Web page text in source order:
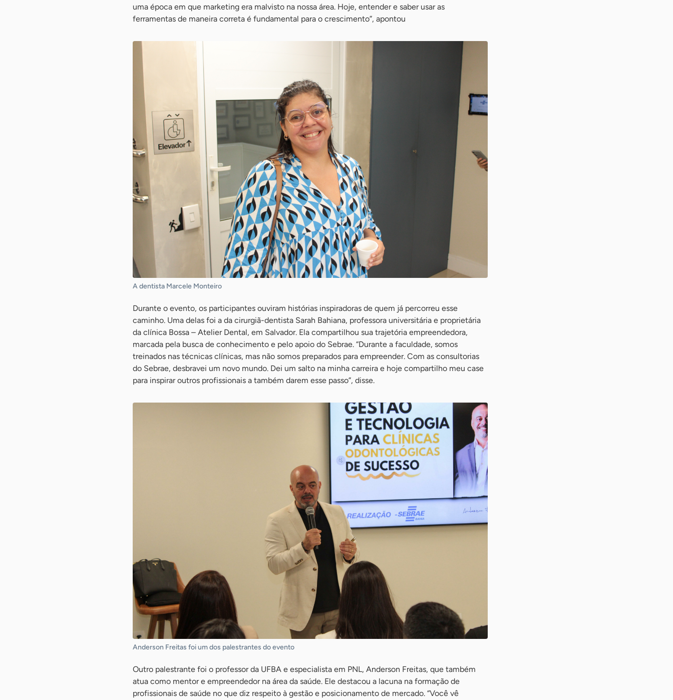
uma época em que marketing era malvisto na nossa área. Hoje, entender e saber usar as
ferramentas de maneira correta é fundamental para o crescimento”, apontou
A dentista Marcele Monteiro
Durante o evento, os participantes ouviram histórias inspiradoras de quem já percorreu esse
caminho. Uma delas foi a da cirurgiã-dentista Sarah Bahiana, professora universitária e proprietária
da clínica Bossa – Atelier Dental, em Salvador. Ela compartilhou sua trajetória empreendedora,
marcada pela busca de conhecimento e pelo apoio do Sebrae. “Durante a faculdade, somos
treinados nas técnicas clínicas, mas não somos preparados para empreender. Com as consultorias
do Sebrae, desbravei um novo mundo. Dei um salto na minha carreira e hoje compartilho meu case
para inspirar outros profissionais a também darem esse passo”, disse.
Anderson Freitas foi um dos palestrantes do evento
Outro palestrante foi o professor da UFBA e especialista em PNL, Anderson Freitas, que também
atua como mentor e empreendedor na área da saúde. Ele destacou a lacuna na formação de
profissionais de saúde no que diz respeito à gestão e posicionamento de mercado. “Você vê